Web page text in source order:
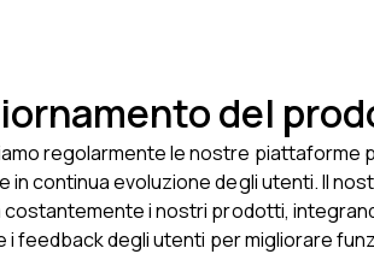
del
regolarmente le nostre piattaforme
in continua evoluzione degli utenti. Il
costantemente i nostri prodotti,
i feedback degli utenti per migliorare